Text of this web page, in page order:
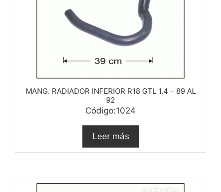
MANG. RADIADOR INFERIOR R18 GTL 1.4 – 89 AL
92
Código:1024
Leer más